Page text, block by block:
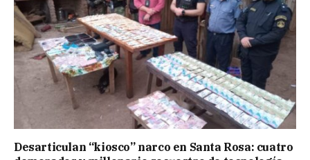
Desarticulan “kiosco” narco en Santa Rosa: cuatro